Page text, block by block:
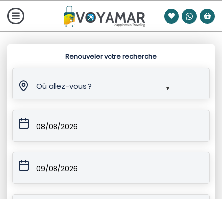
Renouveler votre recherche
Où allez-vous ?
08/08/2026
09/08/2026